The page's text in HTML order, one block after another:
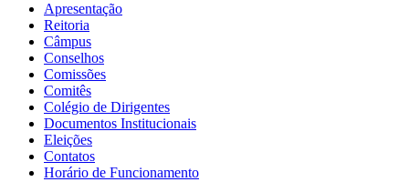
Apresentação
Reitoria
Câmpus
Conselhos
Comissões
Comitês
Colégio de Dirigentes
Documentos Institucionais
Eleições
Contatos
Horário de Funcionamento